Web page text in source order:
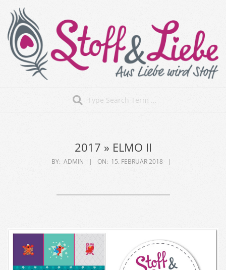
content
Stoff&Liebe
2017 » ELMO II
BY: ADMIN ON: 15. FEBRUAR 2018